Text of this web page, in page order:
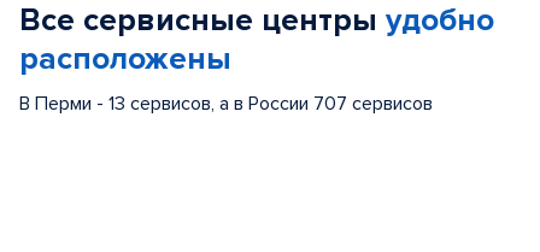
Все сервисные центры удобно
расположены
В Перми - 13 сервисов, а в России 707 сервисов